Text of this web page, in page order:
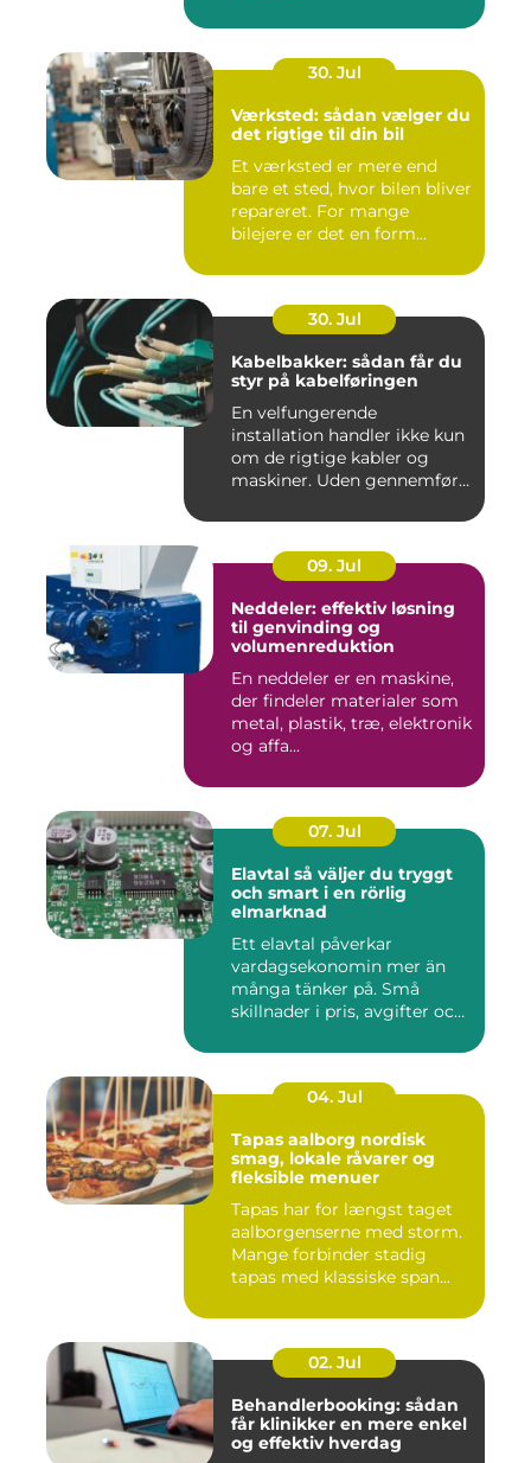
30. Jul
Værksted: sådan vælger du
det rigtige til din bil
Et værksted er mere end
bare et sted, hvor bilen bliver
repareret. For mange
bilejere er det en form...
30. Jul
Kabelbakker: sådan får du
styr på kabelføringen
En velfungerende
installation handler ikke kun
om de rigtige kabler og
maskiner. Uden gennemført
09. Jul
Neddeler: effektiv løsning
til genvinding og
volumenreduktion
En neddeler er en maskine,
der findeler materialer som
metal, plastik, træ, elektronik
og affa...
07. Jul
Elavtal så väljer du tryggt
och smart i en rörlig
elmarknad
Ett elavtal påverkar
vardagsekonomin mer än
många tänker på. Små
skillnader i pris, avgifter och
04. Jul
Tapas aalborg nordisk
smag, lokale råvarer og
fleksible menuer
Tapas har for længst taget
aalborgenserne med storm.
Mange forbinder stadig
tapas med klassiske span...
02. Jul
Behandlerbooking: sådan
får klinikker en mere enkel
og effektiv hverdag